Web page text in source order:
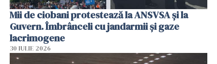
Mii de ciobani protestează la ANSVSA și la
Guvern. Îmbrânceli cu jandarmii și gaze
lacrimogene
30 IULIE 2026